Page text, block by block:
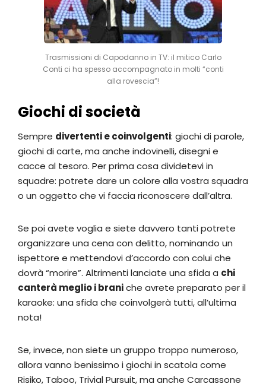
Trasmissioni di Capodanno in TV: il mitico Carlo
Conti ci ha spesso accompagnato in molti “conti
alla rovescia”!
Giochi di società
Sempre divertenti e coinvolgenti: giochi di parole,
giochi di carte, ma anche indovinelli, disegni e
cacce al tesoro. Per prima cosa dividetevi in
squadre: potrete dare un colore alla vostra squadra
o un oggetto che vi faccia riconoscere dall’altra.
Se poi avete voglia e siete davvero tanti potrete
organizzare una cena con delitto, nominando un
ispettore e mettendovi d’accordo con colui che
dovrà “morire”. Altrimenti lanciate una sfida a chi
canterà meglio i braniche avrete preparato per il
karaoke: una sfida che coinvolgerà tutti, all’ultima
nota!
Se, invece, non siete un gruppo troppo numeroso,
allora vanno benissimo i giochi in scatola come
Risiko, Taboo, Trivial Pursuit, ma anche Carcassone